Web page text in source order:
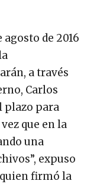
de 2016
a través
Carlos
plazo para
que en la
una
expuso
quien firmó la